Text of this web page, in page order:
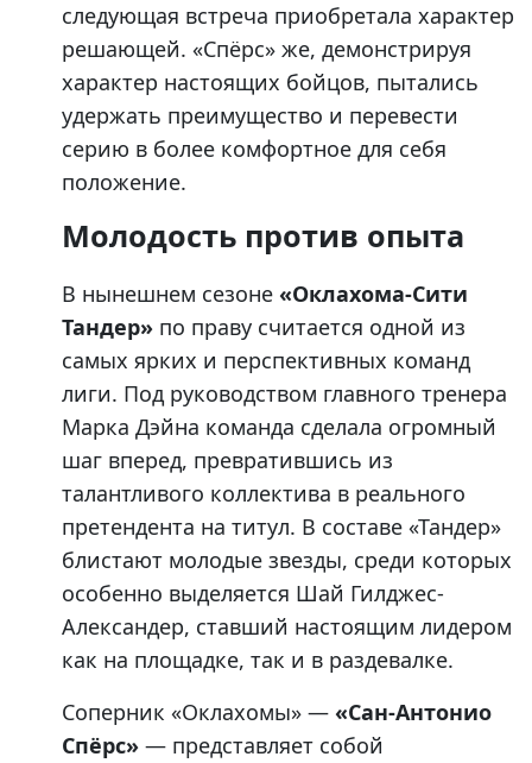
следующая встреча приобретала характер
решающей. «Спёрс» же, демонстрируя
характер настоящих бойцов, пытались
удержать преимущество и перевести
серию в более комфортное для себя
положение.
Молодость против опыта
В нынешнем сезоне «Оклахома-Сити
Тандер» по праву считается одной из
самых ярких и перспективных команд
лиги. Под руководством главного тренера
Марка Дэйна команда сделала огромный
шаг вперед, превратившись из
талантливого коллектива в реального
претендента на титул. В составе «Тандер»
блистают молодые звезды, среди которых
особенно выделяется Шай Гилджес-
Александер, ставший настоящим лидером
как на площадке, так и в раздевалке.
Соперник «Оклахомы» — «Сан-Антонио
Спёрс» — представляет собой